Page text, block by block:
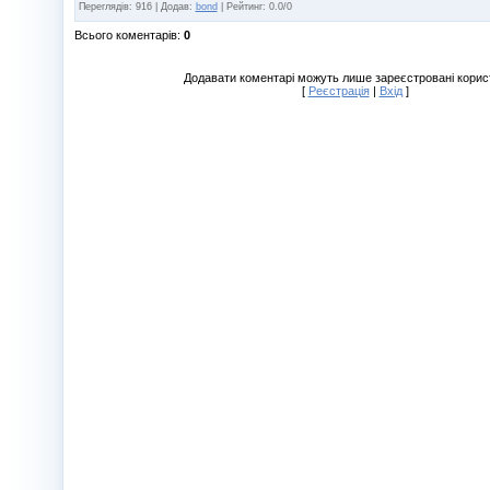
Переглядів: 916| Додав: bond Рейтинг: 0.0/0
Всього коментарів: 0
Додавати коментарі можуть лише зареєстровані
[ Реєстрація| Вхід]